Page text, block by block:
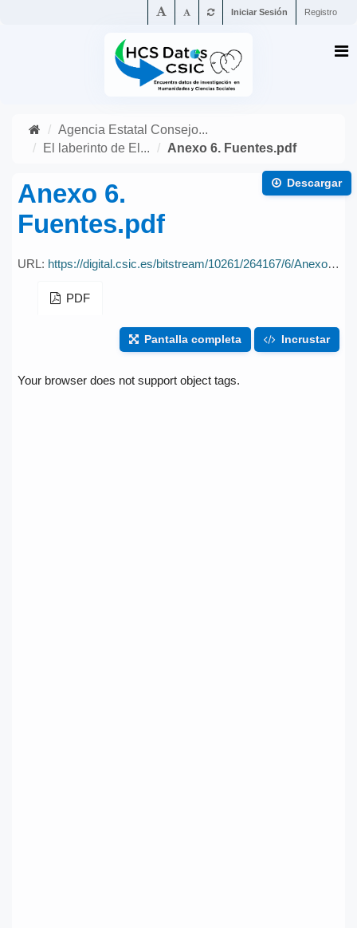
Iniciar Sesión Registro
Agencia Estatal Consejo...
El laberinto de El...
Anexo 6. Fuentes.pdf
Descargar
Anexo 6.
Fuentes.pdf
URL: https://digital.csic.es/bitstream/10261/264167/6/Anexo%206.%20Fuentes.pdf
PDF
Pantalla completa Incrustar
Your browser does not support object tags.